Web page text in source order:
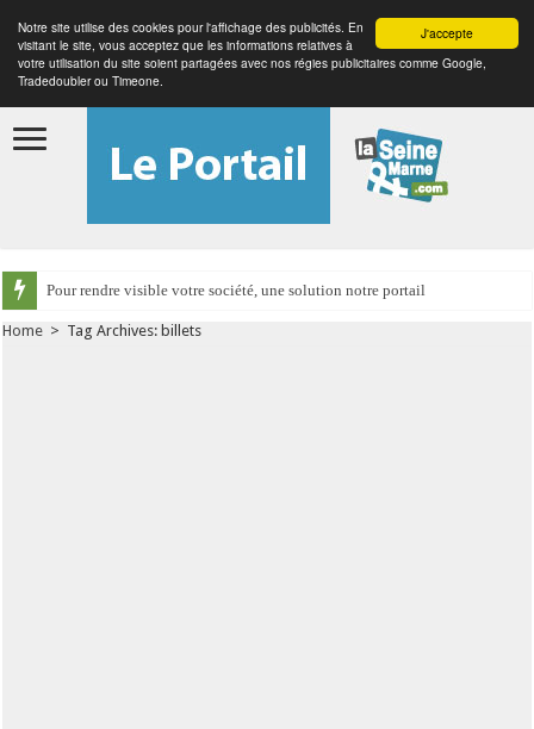
J'accepte
Notre site utilise des cookies pour l'affichage des publicités. En
visitant le site, vous acceptez que les informations relatives à
votre utilisation du site soient partagées avec nos régies publicitaires comme Google,
Tradedoubler ou Timeone.
Pour rendre visible votre société, une solution notre portail
Home > Tag Archives: billets